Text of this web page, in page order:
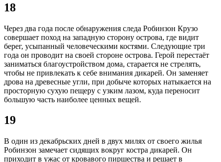
18
Через два года после обнаружения следа Робинзон Крузо
совершает поход на западную сторону острова, где видит
берег, усыпанный человеческими костями. Следующие три
года он проводит на своей стороне острова. Герой перестаёт
заниматься благоустройством дома, старается не стрелять,
чтобы не привлекать к себе внимания дикарей. Он заменяет
дрова на древесные угли, при добыче которых натыкается на
просторную сухую пещеру с узким лазом, куда переносит
большую часть наиболее ценных вещей.
19
В один из декабрьских дней в двух милях от своего жилья
Робинзон замечает сидящих вокруг костра дикарей. Он
приходит в ужас от кровавого пиршества и решает в